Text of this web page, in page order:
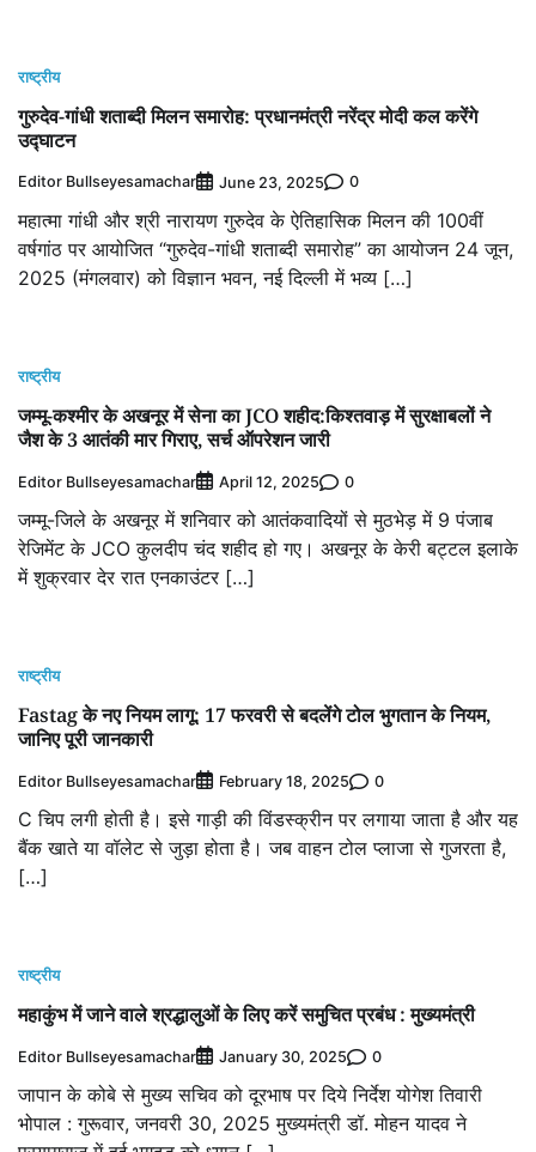
राष्ट्रीय
गुरुदेव-गांधी शताब्दी मिलन समारोह: प्रधानमंत्री नरेंद्र मोदी कल करेंगे
उद्घाटन
Editor Bullseyesamachar June 23, 2025 0
महात्मा गांधी और श्री नारायण गुरुदेव के ऐतिहासिक मिलन की 100वीं
वर्षगांठ पर आयोजित “गुरुदेव-गांधी शताब्दी समारोह” का आयोजन 24 जून,
2025 (मंगलवार) को विज्ञान भवन, नई दिल्ली में भव्य […]
राष्ट्रीय
जम्मू-कश्मीर के अखनूर में सेना का JCO शहीद:किश्तवाड़ में सुरक्षाबलों ने
जैश के 3 आतंकी मार गिराए, सर्च ऑपरेशन जारी
Editor Bullseyesamachar April 12, 2025 0
जम्मू-जिले के अखनूर में शनिवार को आतंकवादियों से मुठभेड़ में 9 पंजाब
रेजिमेंट के JCO कुलदीप चंद शहीद हो गए। अखनूर के केरी बट्टल इलाके
में शुक्रवार देर रात एनकाउंटर […]
राष्ट्रीय
Fastag के नए नियम लागू: 17 फरवरी से बदलेंगे टोल भुगतान के नियम,
जानिए पूरी जानकारी
Editor Bullseyesamachar February 18, 2025 0
C चिप लगी होती है। इसे गाड़ी की विंडस्क्रीन पर लगाया जाता है और यह
बैंक खाते या वॉलेट से जुड़ा होता है। जब वाहन टोल प्लाजा से गुजरता है,
[…]
राष्ट्रीय
महाकुंभ में जाने वाले श्रद्धालुओं के लिए करें समुचित प्रबंध : मुख्यमंत्री
Editor Bullseyesamachar January 30, 2025 0
जापान के कोबे से मुख्य सचिव को दूरभाष पर दिये निर्देश योगेश तिवारी
भोपाल : गुरूवार, जनवरी 30, 2025 मुख्यमंत्री डॉ. मोहन यादव ने